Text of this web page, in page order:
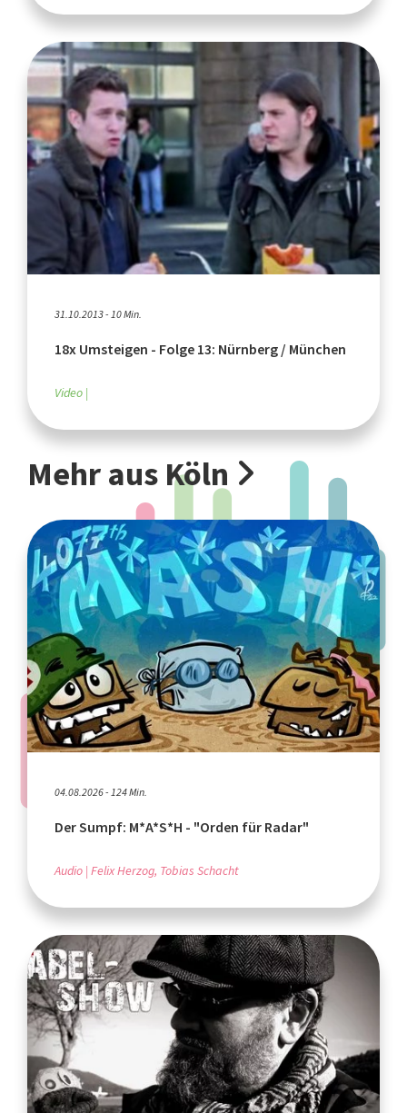
31.10.2013 - 10 Min.
18x Umsteigen - Folge 13: Nürnberg / München
Video
Mehr aus Köln
04.08.2026 - 124 Min.
Der Sumpf: M*A*S*H - "Orden für Radar"
Audio Felix Herzog, Tobias Schacht